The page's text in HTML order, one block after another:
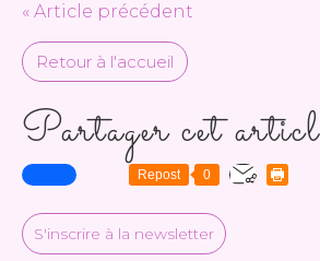
« Article précédent
Retour à l'accueil
Partager cet
Repost 0
S'inscrire à la newsletter